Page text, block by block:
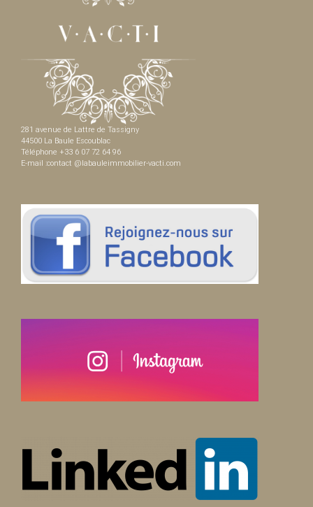
281 avenue de Lattre de Tassigny
44500 La Baule Escoublac
Téléphone +33 6 07 72 64 96
E-mail :contact @labauleimmobilier-vacti.com